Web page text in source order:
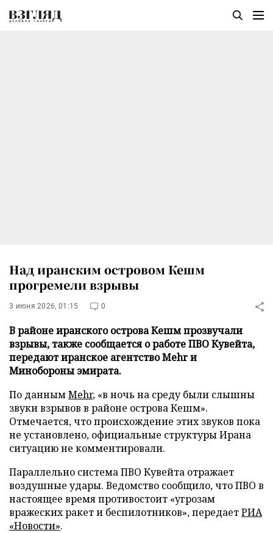
Над иранским островом Кешм
прогремели взрывы
3 июня 2026, 01:15 0
В районе иранского острова Кешм прозвучали
взрывы, также сообщается о работе ПВО Кувейта,
передают иранское агентство Mehr и
Минобороны эмирата.
По даннымMehr, «в ночь на среду были слышны
звуки взрывов в районе острова Кешм».
Отмечается, что происхождение этих звуков пока
не установлено, официальные структуры Ирана
ситуацию не комментировали.
Параллельно система ПВО Кувейта отражает
воздушные удары. Ведомство сообщило, что ПВО в
настоящее время противостоит «угрозам
вражеских ракет и беспилотников», передаетРИА
«Новости».